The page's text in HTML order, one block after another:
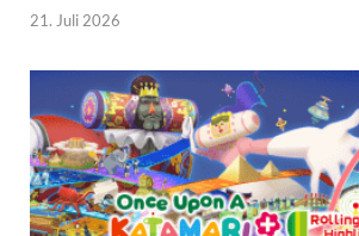
21. Juli 2026